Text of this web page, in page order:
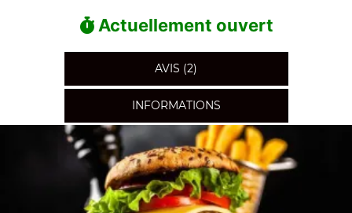
Actuellement ouvert
AVIS (2)
INFORMATIONS